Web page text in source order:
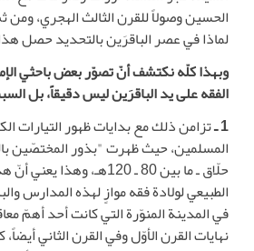
الحسين وصولاً للقرن الثالث الهجري،
لماذا في عصر الباقرَين بالتحديد حصل
وبهذا كلّه نكتشف أنّ تصوّر بعض باحثي
الفقه على يد الباقرَين ليس دقيقاً، بل
1 ـ تزامن ذلك مع بدايات ظهور التيارات
المسلمين، حيث ظهرت "بذور المختصّين
حلّاق ـ ما بين 80 ـ 120هـ،
الطبيعي لولادة فقه موازٍ لهذه المدارس
في المدينة المنوّرة التي كانت أحد أهمّ
نهايات القرن الأوّل وفي القرن الثاني أيضاً،